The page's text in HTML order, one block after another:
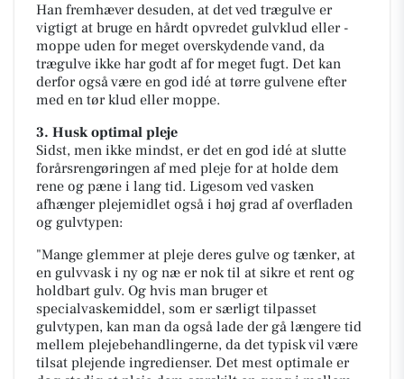
Han fremhæver desuden, at det ved trægulve er
vigtigt at bruge en hårdt opvredet gulvklud eller -
moppe uden for meget overskydende vand, da
trægulve ikke har godt af for meget fugt. Det kan
derfor også være en god idé at tørre gulvene efter
med en tør klud eller moppe.
3. Husk optimal pleje
Sidst, men ikke mindst, er det en god idé at slutte
forårsrengøringen af med pleje for at holde dem
rene og pæne i lang tid. Ligesom ved vasken
afhænger plejemidlet også i høj grad af overfladen
og gulvtypen:
"Mange glemmer at pleje deres gulve og tænker, at
en gulvvask i ny og næ er nok til at sikre et rent og
holdbart gulv. Og hvis man bruger et
specialvaskemiddel, som er særligt tilpasset
gulvtypen, kan man da også lade der gå længere tid
mellem plejebehandlingerne, da det typisk vil være
tilsat plejende ingredienser. Det mest optimale er